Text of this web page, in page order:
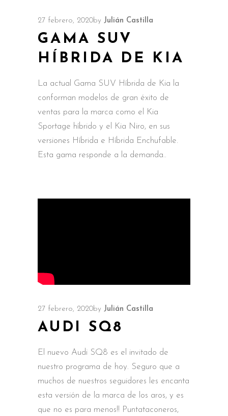
27 febrero, 2020by Julián Castilla
GAMA SUV
HÍBRIDA DE KIA
La actual Gama SUV Híbrida de Kia la
conforman modelos de gran éxito de
ventas para la marca como el Kia
Sportage híbrido y el Kia Niro, en sus
versiones Híbrida e Híbrida Enchufable.
Esta gama responde a la demanda
27 febrero, 2020by Julián Castilla
AUDI SQ8
El nuevo Audi SQ8 es el invitado de
nuestro programa de hoy. Seguro que a
muchos de nuestros seguidores les encanta
esta versión de la marca de los aros, y es
que no es para menos!! Puntataconeros,